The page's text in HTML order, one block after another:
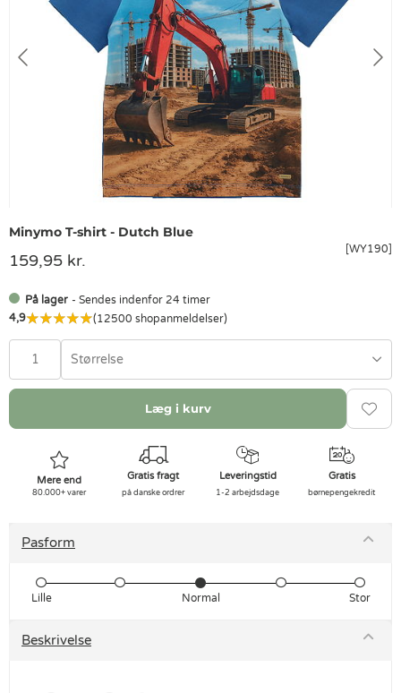
Minymo T-shirt - Dutch Blue
[WY190]
159,95 kr.
På lager - Sendes indenfor 24 timer
4,9
(12500 shopanmeldelser)
Størrelse
Læg i kurv
Mere end
80.000+ varer
Gratis fragt
på danske ordrer
Leveringstid
1-2 arbejdsdage
Gratis
børnepengekredit
Pasform
Lille Normal Stor
Beskrivelse